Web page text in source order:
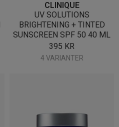
CLINIQUE
UV SOLUTIONS
BRIGHTENING + TINTED
SUNSCREEN SPF 50 40 ML
395 KR
4 VARIANTER